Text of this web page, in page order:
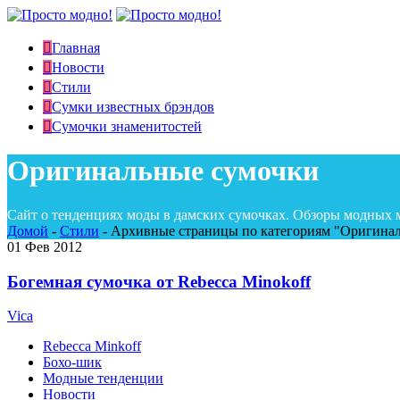
Главная
Новости
Стили
Сумки известных брэндов
Сумочки знаменитостей
Оригинальные сумочки
Сайт о тенденциях моды в дамских сумочках. Обзоры модных
Домой - Стили - Архивные страницы по категориям
01 Фев 2012
Богемная сумочка от Rebecca Minokoff
Vica
Rebecca Minkoff
Бохо-шик
Модные тенденции
Новости